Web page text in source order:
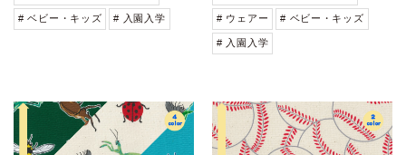
# ベビー・キッズ # 入園入学 # ウェアー # ベビー・キッズ
# 入園入学